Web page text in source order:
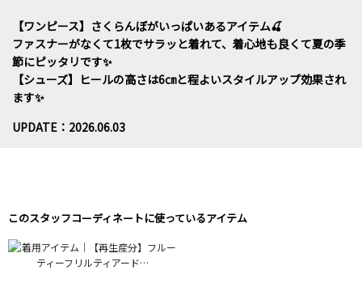
【ワンピース】さくらんぼがいっぱいあるアイテム🍒
ファスナーがなくて1枚でサラッと着れて、着心地も良くて夏の季
節にピッタリです✨
【シューズ】ヒールの高さは6㎝と程よいスタイルアップ効果され
ます✨
UPDATE：2026.06.03
このスタッフコーディネートに使っているアイテム